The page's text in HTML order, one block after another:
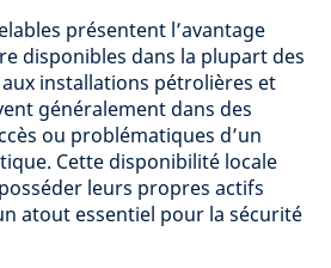
présentent l’avantage
disponibles dans la plupart des
installations pétrolières et
généralement dans des
ou problématiques d’un
Cette disponibilité locale
leurs propres actifs
atout essentiel pour la sécurité